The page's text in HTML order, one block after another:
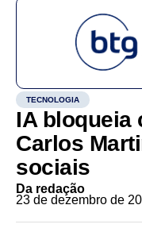
TECNOLOGIA
IA bloqueia
Carlos
sociais
Da redação
23 de dezembro de